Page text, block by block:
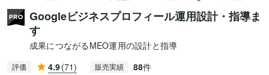
Googleビジネスプロフィール運用設計・指導ま
す
成果につながるMEO運用の設計と指導
評価 4.9(71) 販売実績 88件